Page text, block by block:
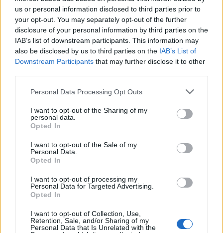
us or personal information disclosed to third parties prior to
your opt-out. You may separately opt-out of the further
disclosure of your personal information by third parties on the
IAB’s list of downstream participants. This information may
also be disclosed by us to third parties on the IAB’s List of
Downstream Participants that may further disclose it to other
Personal Data Processing Opt Outs
I want to opt-out of the Sharing of my
personal data.
Opted In
I want to opt-out of the Sale of my
Personal Data.
Opted In
I want to opt-out of processing my
Personal Data for Targeted Advertising.
Opted In
I want to opt-out of Collection, Use,
Retention, Sale, and/or Sharing of my
Personal Data that Is Unrelated with the
Обработката на документите в
пристанищата Бургас и Варна вече е
изцяло електронна